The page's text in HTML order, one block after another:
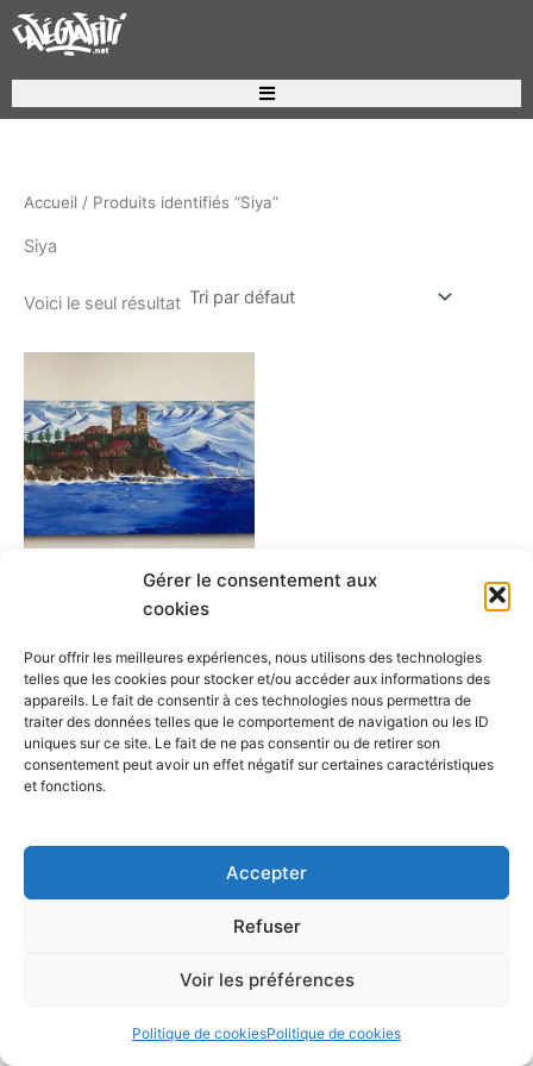
Gérer le consentement aux
cookies
Pour offrir les meilleures expériences, nous utilisons des technologies
telles que les cookies pour stocker et/ou accéder aux informations des
appareils. Le fait de consentir à ces technologies nous permettra de
traiter des données telles que le comportement de navigation ou les ID
uniques sur ce site. Le fait de ne pas consentir ou de retirer son
consentement peut avoir un effet négatif sur certaines caractéristiques
et fonctions.
Accepter
Refuser
Voir les préférences
Politique de cookiesPolitique de cookies
Aller
au
Accueil / Produits identifiés “Siya”
Siya
Voici le seul résultat
350.00
Ajouter au panier
Astra